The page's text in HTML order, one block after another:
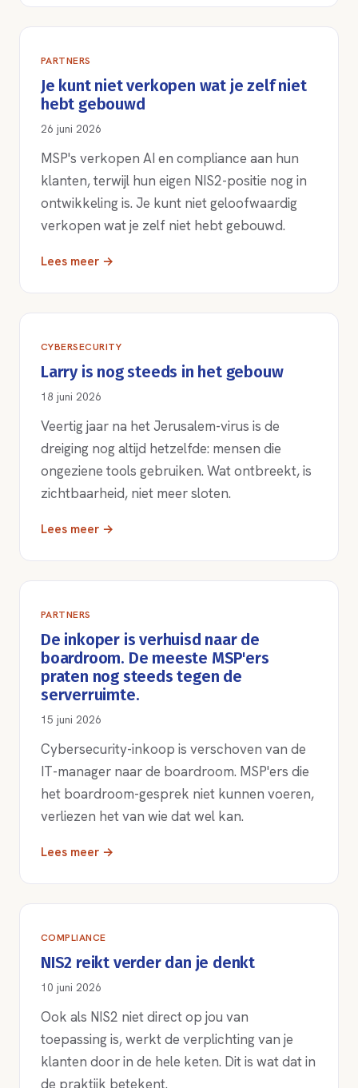
PARTNERS
Je kunt niet verkopen wat je zelf niet
hebt gebouwd
26 juni 2026
MSP's verkopen AI en compliance aan hun
klanten, terwijl hun eigen NIS2-positie nog in
ontwikkeling is. Je kunt niet geloofwaardig
verkopen wat je zelf niet hebt gebouwd.
Lees meer →
CYBERSECURITY
Larry is nog steeds in het gebouw
18 juni 2026
Veertig jaar na het Jerusalem-virus is de
dreiging nog altijd hetzelfde: mensen die
ongeziene tools gebruiken. Wat ontbreekt, is
zichtbaarheid, niet meer sloten.
Lees meer →
PARTNERS
De inkoper is verhuisd naar de
boardroom. De meeste MSP'ers
praten nog steeds tegen de
serverruimte.
15 juni 2026
Cybersecurity-inkoop is verschoven van de
IT-manager naar de boardroom. MSP'ers die
het boardroom-gesprek niet kunnen voeren,
verliezen het van wie dat wel kan.
Lees meer →
COMPLIANCE
NIS2 reikt verder dan je denkt
10 juni 2026
Ook als NIS2 niet direct op jou van
toepassing is, werkt de verplichting van je
klanten door in de hele keten. Dit is wat dat in
de praktijk betekent.